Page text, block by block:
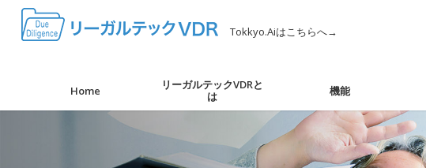
Tokkyo.Aiはこちらへ→
Home
リーガルテックVDRと
は
機能